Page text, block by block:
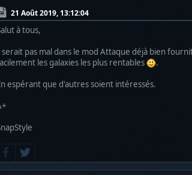
21 Août 2019, 13:12:04
à tous,
serait pas mal dans le mod Attaque déjà bien
les galaxies les plus rentables
.
espérant que d'autres soient intéressés.